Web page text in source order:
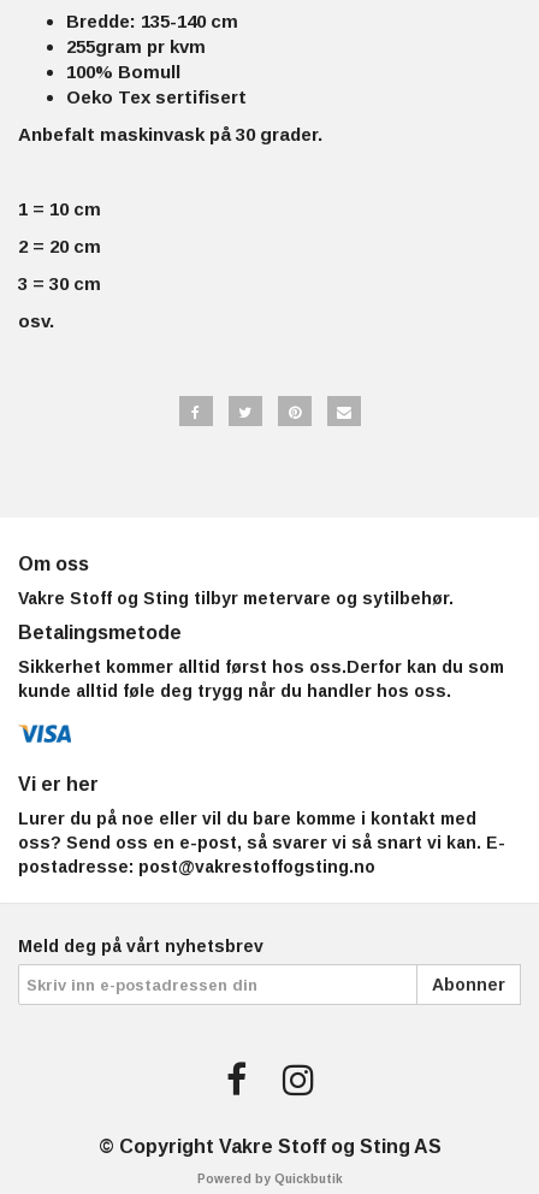
Bredde: 135-140 cm
255gram pr kvm
100% Bomull
Oeko Tex sertifisert
Anbefalt maskinvask på 30 grader.
1 = 10 cm
2 = 20 cm
3 = 30 cm
osv.
Om oss
Vakre Stoff og Sting tilbyr metervare og sytilbehør.
Betalingsmetode
Sikkerhet kommer alltid først hos oss.Derfor kan du som
kunde alltid føle deg trygg når du handler hos oss.
Vi er her
Lurer du på noe eller vil du bare komme i kontakt med
oss? Send oss en e-post, så svarer vi så snart vi kan. E-
postadresse: post@vakrestoffogsting.no
Meld deg på vårt nyhetsbrev
Abonner
© Copyright Vakre Stoff og Sting AS
Powered by Quickbutik